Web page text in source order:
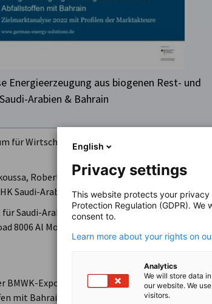
Energieerzeugung aus biogenen Rest- und
Arabien & Bahrain
für Wirtschaft und Klimaschutz (BMWK)
Robert Gehrke , Delegation der Deutschen
Saudi-Arabien)
Saudi-Arabien, Bahrain und Jemen (AHK
8006 Al Mohammadiyyah 3239 Riyadh 12364
BMWK-Exportinitiative Energie für das Projekt
mit Bahrain“ erstellt. Das Werk, einschließlich
English
Privacy settings
This website protects your privacy
Protection Regulation (GDPR).
consent to.
Learn more about your rights on
Analytics
We will store data
our website. We
visitors.